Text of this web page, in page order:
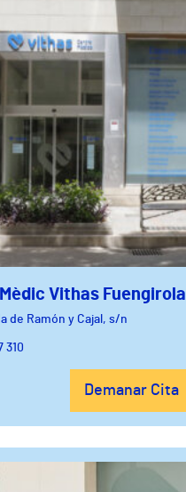
Vithas Fuengirola
de Ramón y Cajal, s/n
310
Demanar Cita